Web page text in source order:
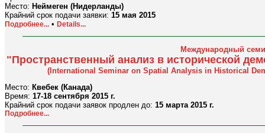
Место: Неймеген (Нидерланды)
Крайний срок подачи заявки: 15 мая 2015
Подробнее... • Details...
Международный
"Пространственный анализ в исторической
(International Seminar on Spatial Analysis in Historical
Место: Квебек (Канада)
Время: 17-18 сентября 2015 г.
Крайний срок подачи заявок продлен до: 15 марта 2015 г.
Подробнее...